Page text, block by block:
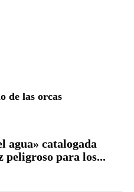
de las orcas
agua» catalogada
peligroso para los...